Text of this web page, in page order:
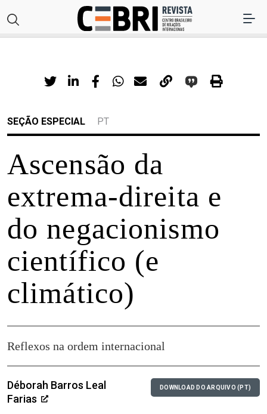
SEÇÃO ESPECIAL PT
Ascensão da
extrema-direita e
do negacionismo
científico (e
climático)
Reflexos na ordem internacional
Déborah Barros Leal
Farias
DOWNLOAD DO ARQUIVO (PT)